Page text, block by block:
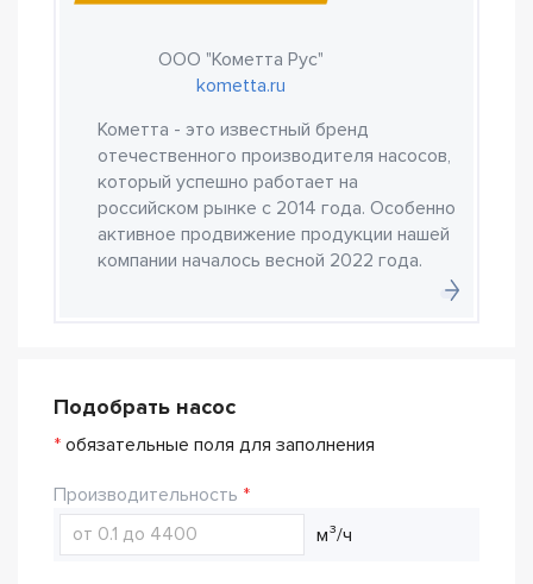
ООО "Кометта Рус"
kometta.ru
Кометта - это известный бренд
отечественного производителя насосов,
который успешно работает на
российском рынке с 2014 года. Особенно
активное продвижение продукции нашей
компании началось весной 2022 года.
Подобрать насос
* обязательные поля для заполнения
Производительность
м³/ч